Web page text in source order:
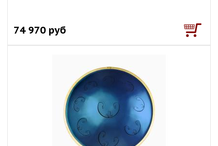
74 970 руб